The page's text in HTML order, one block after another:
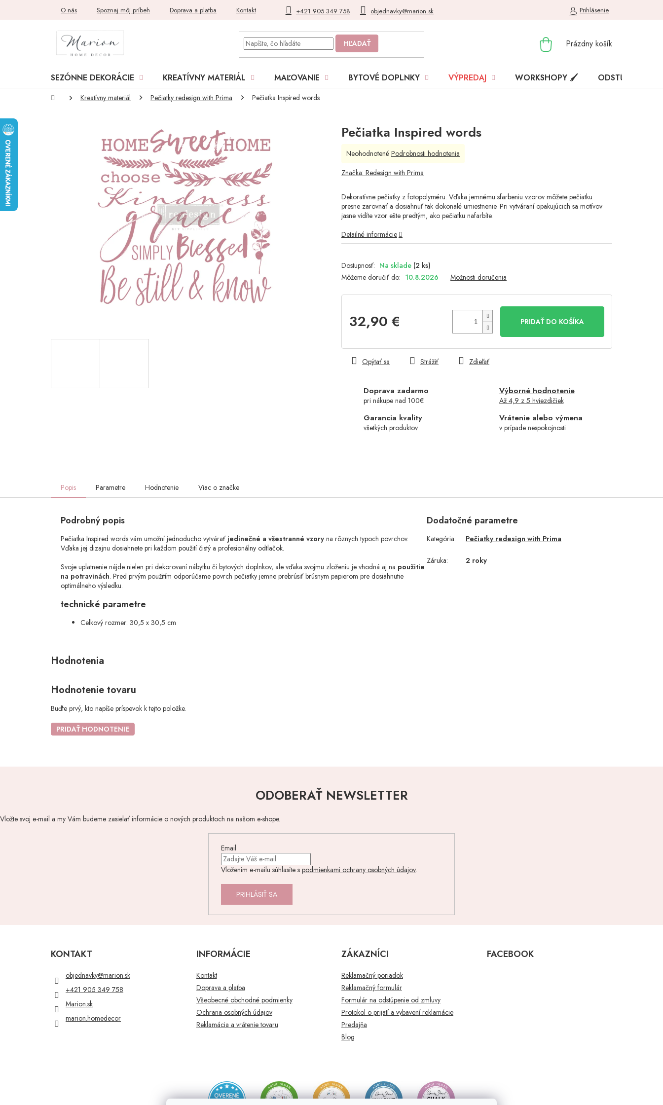
+421 905 349 758 objednavky@marion.sk
O nás Spoznaj môj príbeh Doprava a platba Kontakt Blog Moja objednávka Prihlásenie
HĽADAŤ
NÁKUPNÝ
Prázdny košík
SEZÓNNE DEKORÁCIE KREATÍVNY MATERIÁL MAĽOVANIE BYTOVÉ DOPLNKY VÝPREDAJ WORKSHOPY 🖌️ ODSTÚPENIE
DomovKreatívny materiál Pečiatky redesign with Prima Pečiatka Inspired words
Pečiatka Inspired words
Na sklade (2 ks)
Môžeme doručiť do: 10.8.2026 Možnosti doručenia
32,90 €
cena:
PRIDAŤ DO KOŠÍKA
Doprava zadarmo
pri nákupe nad 100€
Výborné hodnotenie
Až 4,9 z 5 hviezdičiek
Garancia kvality
všetkých produktov
Vrátenie alebo výmena
v prípade nespokojnosti
Dekoratívne pečiatky z fotopolyméru. Vďaka jemnému sfarbeniu vzorov môžete pečiatku
presne zarovnať a dosiahnuť tak dokonalé umiestnenie. Pri vytváraní opakujúcich sa motívov
jasne vidíte vzor ešte predtým, ako pečiatku nafarbíte.
Detailné informácie
Opýtať sa Strážiť Zdieľať
Priemerné
produktu
z
5
hviezdičiek.
Neohodnotené Podrobnosti hodnotenia
Značka: Redesign with Prima
Popis Parametre Hodnotenie Viac o značke
Podrobný popis
Pečiatka Inspired words vám umožní jednoducho vytvárať jedinečné a všestranné vzory na rôznych typoch povrchov.
Vďaka jej dizajnu dosiahnete pri každom použití čistý a profesionálny odtlačok.
Svoje uplatnenie nájde nielen pri dekorovaní nábytku či bytových doplnkov, ale vďaka svojmu zloženiu je vhodná aj na použitie
na potravinách. Pred prvým použitím odporúčame povrch pečiatky jemne prebrúsiť brúsnym papierom pre dosiahnutie
optimálneho výsledku.
technické parametre
Celkový rozmer: 30,5 x 30,5 cm
Dodatočné parametre
Kategória: Pečiatky redesign with Prima
Záruka: 2 roky
Hodnotenie tovaru
Buďte prvý, kto napíše príspevok k tejto položke.
PRIDAŤ HODNOTENIE
ODOBERAŤ NEWSLETTER
Vložte svoj e-mail a my Vám budeme zasielať informácie o nových produktoch na našom e-shope.
Email
Vložením e-mailu súhlasíte s podmienkami ochrany osobných údajov.
PRIHLÁSIŤ SA
KONTAKT
objednavky@marion.sk
+421 905 349 758
Marion.sk
marion.homedecor
INFORMÁCIE
Kontakt
Doprava a platba
Všeobecné obchodné podmienky
Ochrana osobných údajov
Reklamácia a vrátenie tovaru
ZÁKAZNÍCI
Reklamačný poriadok
Reklamačný formulár
Formulár na odstúpenie od zmluvy
Protokol o prijatí a vybavení reklamácie
Predajňa
Blog
FACEBOOK